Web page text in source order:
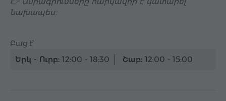
նախապես։
Բաց է՝
Երկ - Ուրբ: 12:00 - 18:30 Շաբ: 12:00 - 15:00